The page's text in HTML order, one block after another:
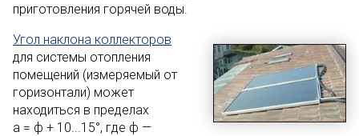
приготовления горячей воды.
Угол наклона коллекторов
для системы отопления
помещений (измеряемый от
горизонтали) может
находиться в пределах
a = ф + 10...15°, где ф —